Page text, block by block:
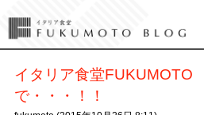
イタリア食堂FUKUMOTO
で・・・！！